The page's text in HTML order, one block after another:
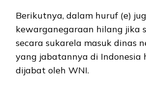
Berikutnya, dalam huruf (e)
kewarganegaraan hilang jika
secara sukarela masuk dinas
yang jabatannya di Indonesia
dijabat oleh WNI.